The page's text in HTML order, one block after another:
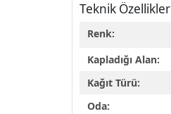
Teknik Özellikler
Renk:
Kapladığı Alan:
Kağıt Türü:
Oda: